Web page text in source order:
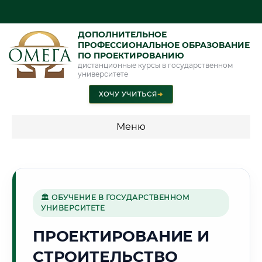
ДОПОЛНИТЕЛЬНОЕ
ПРОФЕССИОНАЛЬНОЕ ОБРАЗОВАНИЕ
ПО ПРОЕКТИРОВАНИЮ
дистанционные курсы в государственном
университете
ХОЧУ УЧИТЬСЯ➜
Меню
🐻
Г. ЯРОСЛАВЛЬ
🏛 ОБУЧЕНИЕ В ГОСУДАРСТВЕННОМ
УНИВЕРСИТЕТЕ
ПРОЕКТИРОВАНИЕ И
СТРОИТЕЛЬСТВО